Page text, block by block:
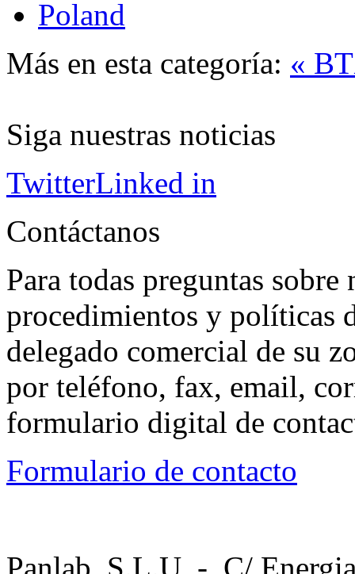
Poland
Más en esta categoría: «
Siga nuestras noticias
TwitterLinked in
Contáctanos
Para todas preguntas
procedimientos y políticas
delegado comercial de su
por teléfono, fax, email,
formulario digital de
Formulario de contacto